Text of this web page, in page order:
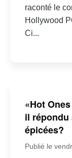
raconté le
Hollywood
Ci...
«Hot
il
épicées?
Publié le